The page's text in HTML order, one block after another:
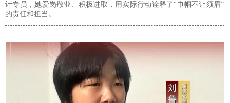
计专员，她爱岗敬业、积极进取，用实际行动诠释了“巾帼不让须眉”
的责任和担当。